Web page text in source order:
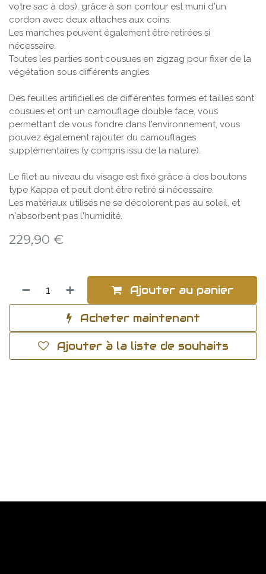
votre sac à dos), grâce à son contour est muni d'un
cordon avec deux attaches aux coins.
Les manches peuvent également être retirées si
nécessaire.
Toutes les parties sont cousues en zigzag pour fixer de la
végétation sous différents angles.
Des feuilles artificielles de différentes formes et tailles sont
cousues et ont un camouflage double face, vous
permettant de vous fondre dans l'environnement, vous
pouvez également rajouter du camouflages
supplémentaires (y compris issu de la nature).
Le filet au niveau du visage est fixé grâce à des boutons
type Kappa et peut dont être retiré si nécessaire.
Les matériaux utilisés ne se décolorent pas au soleil, et
n'absorbent pas l'humidité.
229,90 €
Ajouter au panier
Acheter maintenant
Ajouter à la liste de souhaits